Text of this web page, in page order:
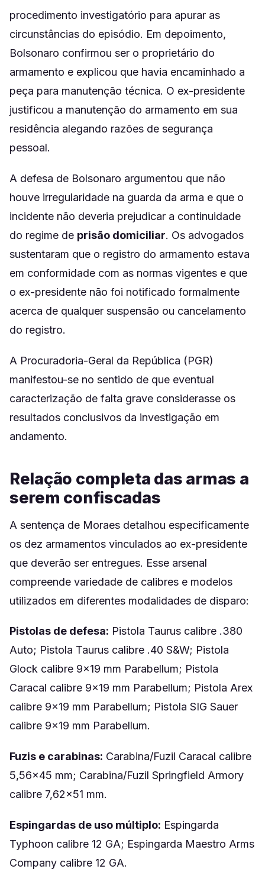
procedimento investigatório para apurar as
circunstâncias do episódio. Em depoimento,
Bolsonaro confirmou ser o proprietário do
armamento e explicou que havia encaminhado a
peça para manutenção técnica. O ex-presidente
justificou a manutenção do armamento em sua
residência alegando razões de segurança
pessoal.
A defesa de Bolsonaro argumentou que não
houve irregularidade na guarda da arma e que o
incidente não deveria prejudicar a continuidade
do regime de prisão domiciliar. Os advogados
sustentaram que o registro do armamento estava
em conformidade com as normas vigentes e que
o ex-presidente não foi notificado formalmente
acerca de qualquer suspensão ou cancelamento
do registro.
A Procuradoria-Geral da República (PGR)
manifestou-se no sentido de que eventual
caracterização de falta grave considerasse os
resultados conclusivos da investigação em
andamento.
Relação completa das armas a
serem confiscadas
A sentença de Moraes detalhou especificamente
os dez armamentos vinculados ao ex-presidente
que deverão ser entregues. Esse arsenal
compreende variedade de calibres e modelos
utilizados em diferentes modalidades de disparo:
Pistolas de defesa: Pistola Taurus calibre .380
Auto; Pistola Taurus calibre .40 S&W; Pistola
Glock calibre 9×19 mm Parabellum; Pistola
Caracal calibre 9×19 mm Parabellum; Pistola Arex
calibre 9×19 mm Parabellum; Pistola SIG Sauer
calibre 9×19 mm Parabellum.
Fuzis e carabinas: Carabina/Fuzil Caracal calibre
5,56×45 mm; Carabina/Fuzil Springfield Armory
calibre 7,62×51 mm.
Espingardas de uso múltiplo: Espingarda
Typhoon calibre 12 GA; Espingarda Maestro Arms
Company calibre 12 GA.